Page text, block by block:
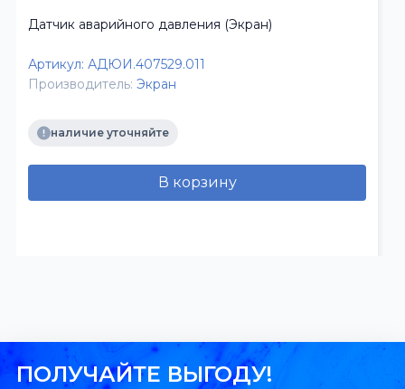
Датчик аварийного давления (Экран)
Артикул: АДЮИ.407529.011
Производитель: Экран
наличие уточняйте
В корзину
ПОЛУЧАЙТЕ ВЫГОДУ!